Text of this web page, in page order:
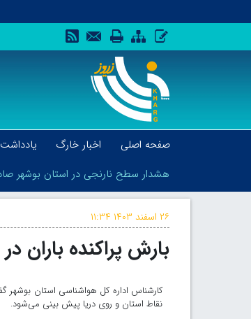
صفحه اصلی اخبار خارگ یادداشت
هشدار سطح نارنجی در استان بوشهر
هشدار سطح نارنجی در استان بوشهر
۲۶ اسفند ۱۴۰۳ ۱۱:۳۴
بارش پراکنده باران
کارشناس اداره کل هواشناسی استان بوشهر
نقاط استان و روی دریا پیش بینی می‌شود.